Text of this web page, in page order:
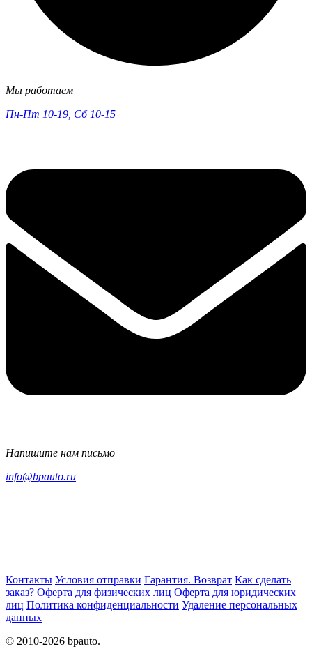
Мы работаем
Пн-Пт 10-19, Сб 10-15
Напишите нам письмо
info@bpauto.ru
Контакты Условия отправки Гарантия. Возврат Как сделать
заказ? Оферта для физических лиц Оферта для юридических
лиц Политика конфиденциальности Удаление персональных
данных
© 2010-2026 bpauto.